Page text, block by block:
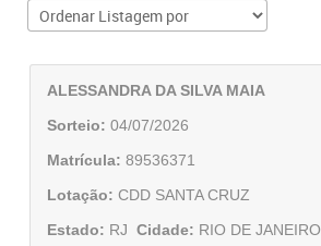
ALESSANDRA DA SILVA MAIA
Sorteio: 04/07/2026
Matrícula: 89536371
Lotação: CDD SANTA CRUZ
Estado: RJ Cidade: RIO DE JANEIRO